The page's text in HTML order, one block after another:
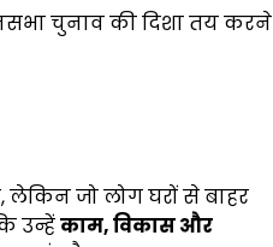
चुनाव की दिशा तय करने
लेकिन जो लोग घरों से बाहर
उन्हेंकाम,विकास और